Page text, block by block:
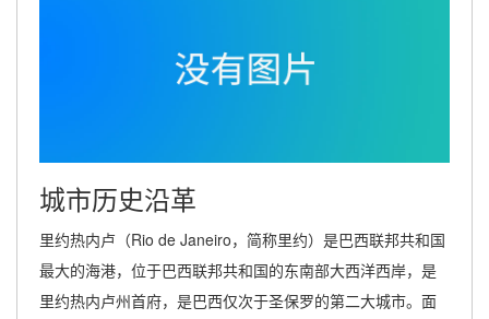
城市历史沿革
里约热内卢（Rio de Janeiro，简称里约）是巴西联邦共和国
最大的海港，位于巴西联邦共和国的东南部大西洋西岸，是
里约热内卢州首府，是巴西仅次于圣保罗的第二大城市。面